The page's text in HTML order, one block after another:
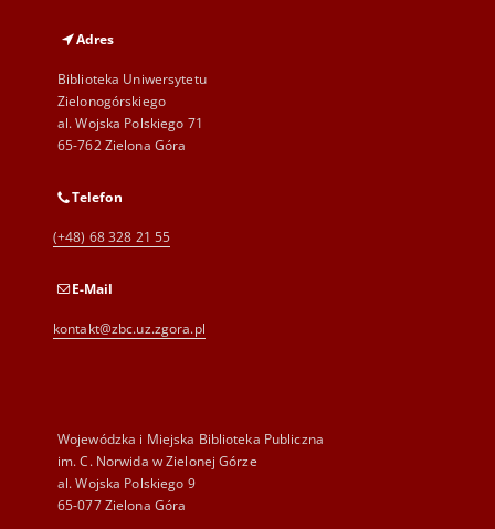
Adres
Biblioteka Uniwersytetu
Zielonogórskiego
al. Wojska Polskiego 71
65-762 Zielona Góra
Telefon
(+48) 68 328 21 55
E-Mail
kontakt@zbc.uz.zgora.pl
Wojewódzka i Miejska Biblioteka Publiczna
im. C. Norwida w Zielonej Górze
al. Wojska Polskiego 9
65-077 Zielona Góra